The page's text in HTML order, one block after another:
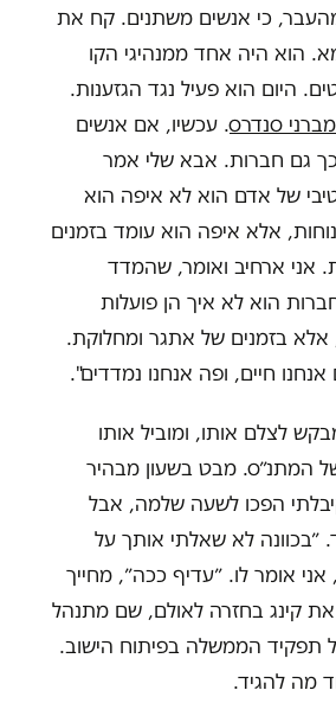
מהעבר, כי אנשים משתנים. קח את
הוא היה אחד ממנהיגי הקו
היום הוא פעיל נגד הגזענות.
סנדרס. עכשיו, אם אנשים
כך גם חברות. אבא שלי אמר
של אדם הוא לא איפה הוא
אלא איפה הוא עומד בזמנים
אני ארחיב ואומר, שהמדד
הוא לא איך הן פועלות
אלא בזמנים של אתגר ומחלוקת.
חיים, ופה אנחנו נמדדים".
לצלם אותו, ומוביל אותו
המתנ״ס. מבט בשעון מבהיר
הפכו לשעה שלמה, אבל
״בכוונה לא שאלתי אותך על
אומר לו. ״עדיף ככה״, מחייך
קינג בחזרה לאולם, שם מתנהל
תפקיד הממשלה בפיתוח הישוב.
מה להגיד.